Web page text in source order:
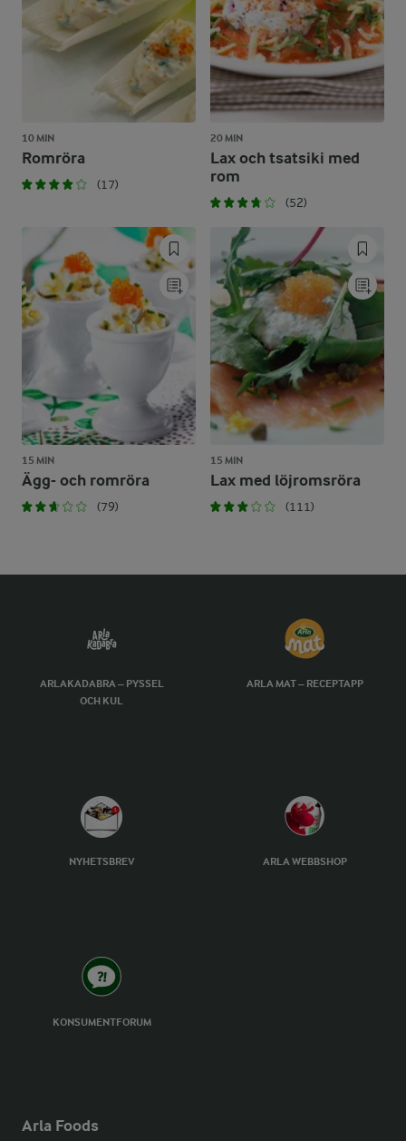
10 MIN
Romröra
(17)
20 MIN
Lax och tsatsiki med
rom
(52)
15 MIN
Ägg- och romröra
(79)
15 MIN
Lax med löjromsröra
(111)
ARLAKADABRA – PYSSEL
OCH KUL
ARLA MAT – RECEPTAPP
NYHETSBREV ARLA WEBBSHOP
KONSUMENTFORUM
Arla Foods